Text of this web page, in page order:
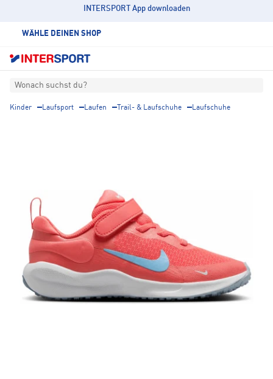
INTERSPORT App downloaden
WÄHLE DEINEN SHOP
Wonach suchst du?
Kinder Laufsport Laufen Trail- & Laufschuhe Laufschuhe